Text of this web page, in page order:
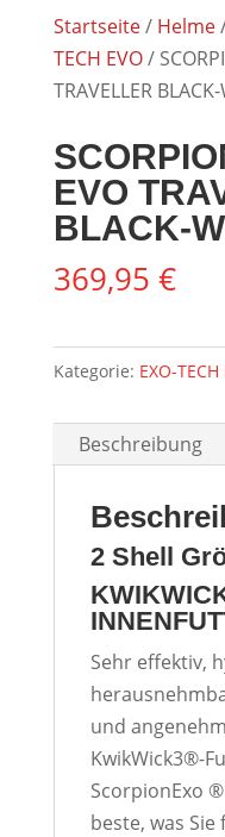
Startseite/ Helme
TECH EVO/
TRAVELLER
EVO
BLACK-
369,95 €
Kategorie: EXO-TECH
Beschreibung
2 Shell
Sehr effektiv,
und
KwikWick3®-
ScorpionExo
beste, was